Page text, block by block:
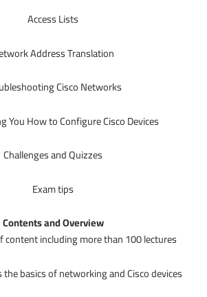
Access Lists
Address Translation
Cisco Networks
You How to Configure Cisco Devices
Challenges and Quizzes
Exam tips
Contents and Overview
content including more than 100 lectures
basics of networking and Cisco devices.